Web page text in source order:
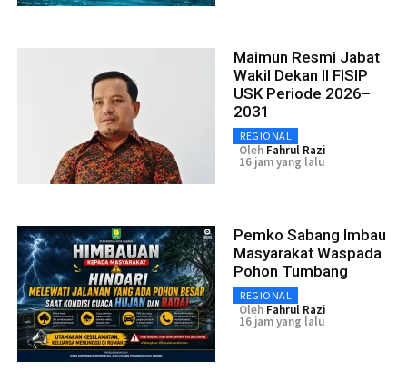
Maimun Resmi Jabat
Wakil Dekan II FISIP
USK Periode 2026–
2031
REGIONAL
Oleh Fahrul Razi
16 jam yang lalu
Pemko Sabang Imbau
Masyarakat Waspada
Pohon Tumbang
REGIONAL
Oleh Fahrul Razi
16 jam yang lalu